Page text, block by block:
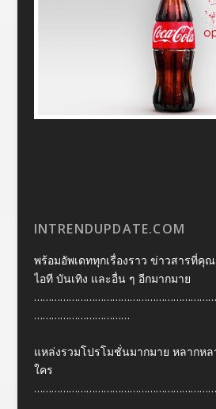
INTRENDUPDATE.COM
พร้อมอัพเดททุกเรื่องราว ข่าวสารที่คุณ
ไอที บันเทิง และอื่น ๆ อีกมากมาย
……………………………
แหล่งรวมโปรโมชั่นมากมาย หลากห
ใคร